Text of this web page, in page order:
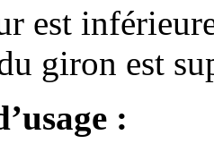
est
giron est
: